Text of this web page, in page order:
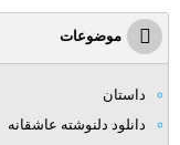
موضوعات
داستان
دانلود دلنوشته عاشقانه